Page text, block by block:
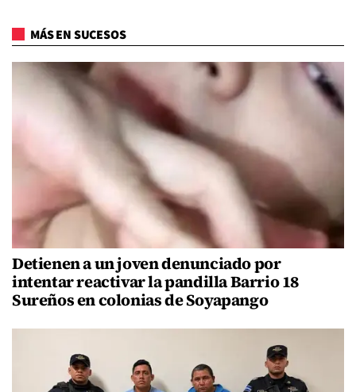
MÁS EN SUCESOS
Detienen a un joven denunciado por
intentar reactivar la pandilla Barrio 18
Sureños en colonias de Soyapango